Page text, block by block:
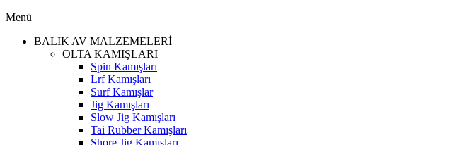
Menü
BALIK AV MALZEMELERİ
OLTA KAMIŞLARI
Spin Kamışları
Lrf Kamışları
Surf Kamışlar
Jig Kamışları
Slow Jig Kamışları
Tai Rubber Kamışları
Shore Jig Kamışları